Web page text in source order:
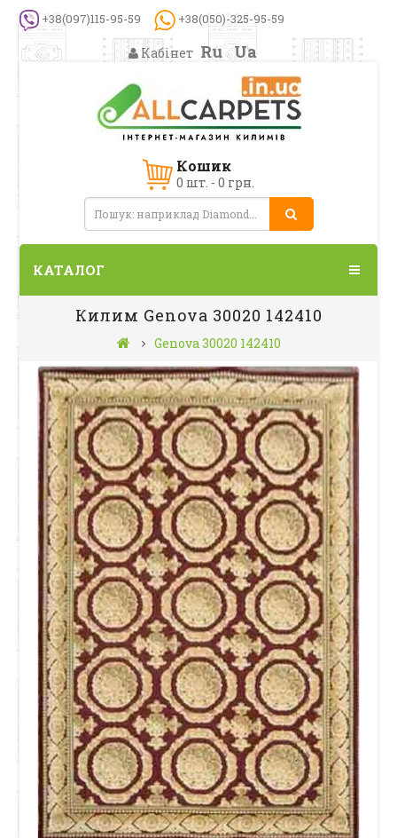
+38(097)115-95-59 +38(050)-325-95-59
Кабінет Ru Ua
Кошик
0 шт. - 0 грн.
КАТАЛОГ
Килим Genova 30020 142410
Genova 30020 142410